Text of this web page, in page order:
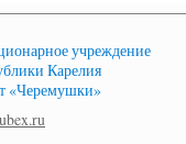
учреждение
Карелия
«Черемушки»